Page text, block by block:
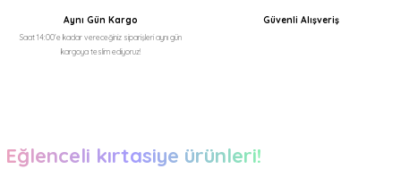
Aynı Gün Kargo
Saat 14:00'e kadar vereceğiniz siparişleri aynı gün
kargoya teslim ediyoruz!
Güvenli Alışveriş
Eğlenceli kırtasiye ürünleri!